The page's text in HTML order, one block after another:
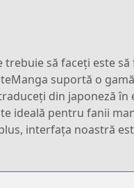
să faceți este
suportă o
din japoneză în
ideală pentru fanii
interfața noastră